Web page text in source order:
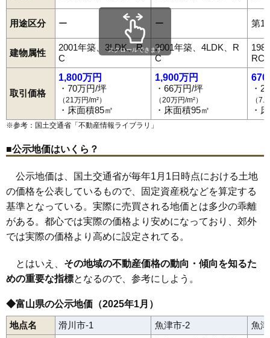
用途区分 ー ー 第1
建物属性
2001年築、3LDK、R
C
2001年築、4LDK、R
C
RC
取引価格
1,800万円
・70万円/坪
（21万円/m²）
・床面積85㎡
1,900万円
・66万円/坪
（20万円/m²）
・床面積95㎡
670
・
（
・
スクロールできます
※参考：国土交通省「 不動産情報ライブラリ 」
■公示地価はいくら？
公示地価は、国土交通省が毎年1月1日時点における土地
の価格を公表しているもので、固定資産税などを算定する
基準となっている。実際に売買される地価とは多少の乖離
がある。都心では実際の価格より安めになっており、郊外
では実際の価格より高めに設定されてる。
とはいえ、 その地域の不動産価格の動向・傾向を知るた
めの重要な指標となるので、参考にしよう。
◆富山県の公示地価（2025年1月）
地点名 滑川市-1 魚津市-2 魚